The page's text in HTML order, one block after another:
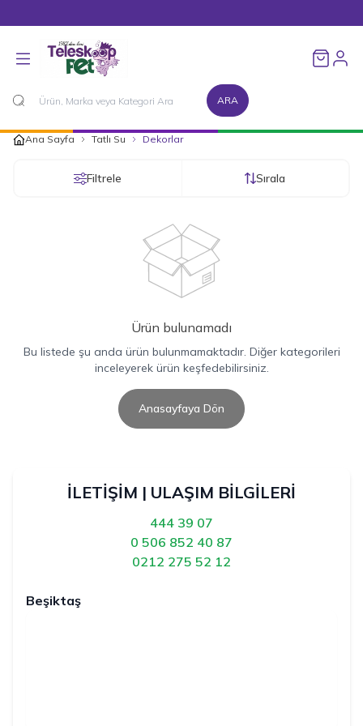
ARA
Ana Sayfa Tatlı Su Dekorlar
Filtrele Sırala
Ürün bulunamadı
Bu listede şu anda ürün bulunmamaktadır. Diğer kategorileri
inceleyerek ürün keşfedebilirsiniz.
Anasayfaya Dön
İLETİŞİM | ULAŞIM BİLGİLERİ
444 39 07
0 506 852 40 87
0212 275 52 12
Beşiktaş